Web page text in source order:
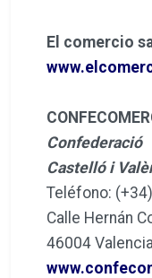
El comercio
Castelló i
Teléfono:
Calle Hernán
46004